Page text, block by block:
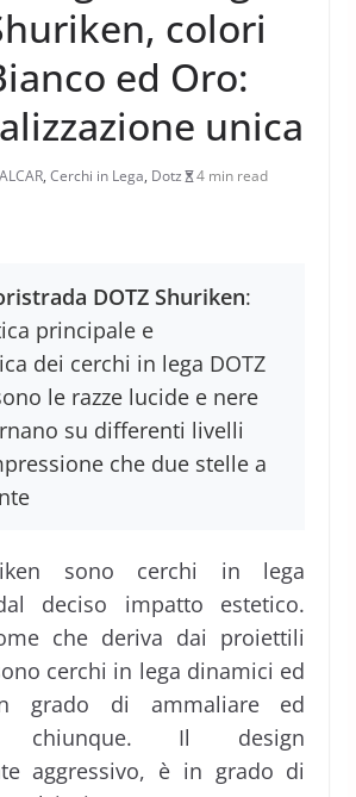
colori
ed Oro:
unica
ALCAR, Cerchi in Lega, Dotz 4 min read
DOTZ Shuriken:
principale e
dei cerchi in lega DOTZ
le razze lucide e nere
su differenti livelli
che due stelle a
sono cerchi in lega
deciso impatto estetico.
che deriva dai proiettili
cerchi in lega dinamici ed
grado di ammaliare ed
chiunque. Il design
aggressivo, è in grado di